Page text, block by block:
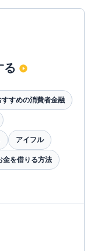
る
すすめの消費者金融
アイフル
金を借りる方法